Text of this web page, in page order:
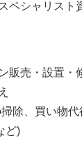
ペシャリスト
販売・設置・
除、買い物
ど)